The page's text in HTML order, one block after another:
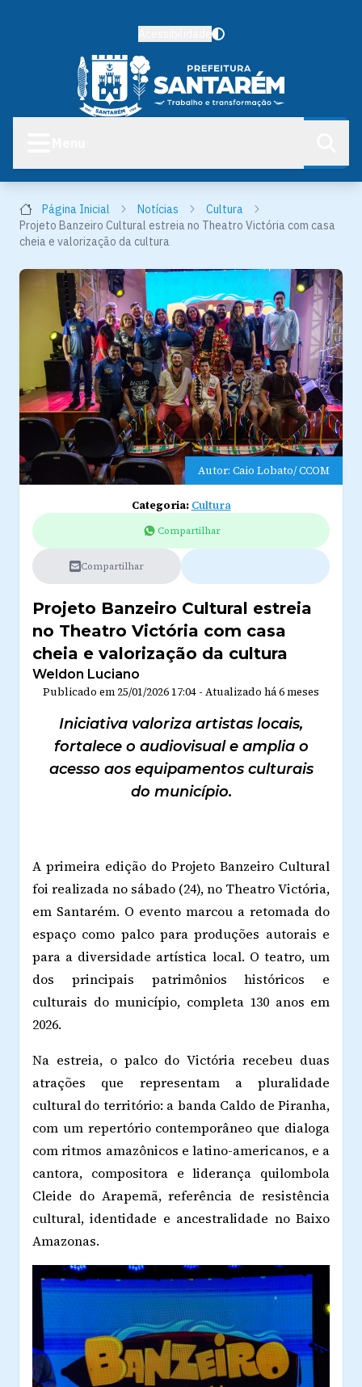
Página Inicial Notícias
Cultura
Projeto Banzeiro Cultural estreia no Theatro Victória com casa
cheia e valorização da cultura
Autor: Caio Lobato/ CCOM
Categoria: Cultura
Compartilhar
Compartilhar
Projeto Banzeiro Cultural estreia
no Theatro Victória com casa
cheia e valorização da cultura
Weldon Luciano
Publicado em 25/01/2026 17:04 - Atualizado há 6 meses
Iniciativa valoriza artistas locais,
fortalece o audiovisual e amplia o
acesso aos equipamentos culturais
do município.
A primeira edição do Projeto Banzeiro Cultural
foi realizada no sábado (24), no Theatro Victória,
em Santarém. O evento marcou a retomada do
espaço como palco para produções autorais e
para a diversidade artística local. O teatro, um
dos principais patrimônios históricos e
culturais do município, completa 130 anos em
2026.
Na estreia, o palco do Victória recebeu duas
atrações que representam a pluralidade
cultural do território: a banda Caldo de Piranha,
com um repertório contemporâneo que dialoga
com ritmos amazônicos e latino-americanos, e a
cantora, compositora e liderança quilombola
Cleide do Arapemã, referência de resistência
cultural, identidade e ancestralidade no Baixo
Amazonas.